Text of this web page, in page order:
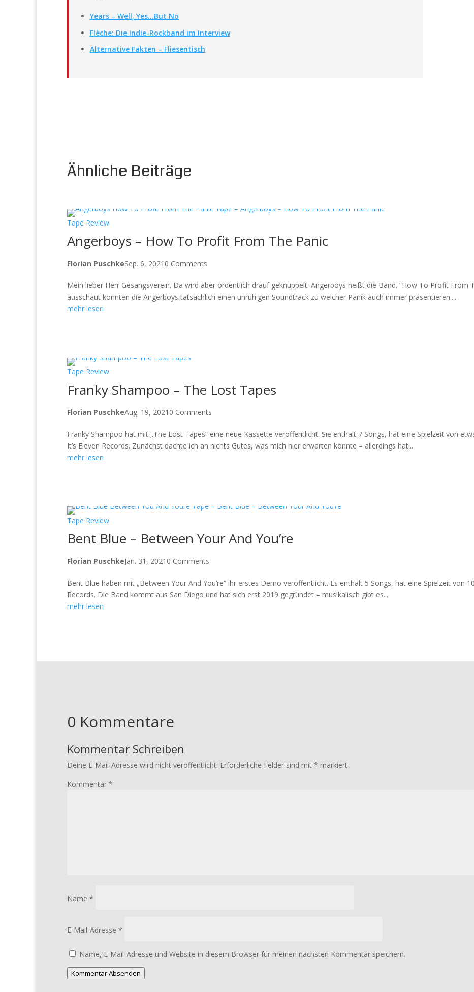
Years – Well, Yes…But No
Flèche: Die Indie-Rockband im Interview
Alternative Fakten – Fliesentisch
Ähnliche Beiträge
Tape Review
Angerboys – How To Profit From The Panic
Florian PuschkeSep. 6, 2021 0 Comments
Mein lieber Herr Gesangsverein. Da wird aber ordentlich drauf geknüppelt. Angerboys heißt die Band. “How To Profit From
ausschaut könnten die Angerboys tatsächlich einen unruhigen Soundtrack zu welcher Panik auch immer präsentieren....
mehr lesen
Tape Review
Franky Shampoo – The Lost Tapes
Florian PuschkeAug. 19, 2021 0 Comments
Franky Shampoo hat mit „The Lost Tapes“ eine neue Kassette veröffentlicht. Sie enthält 7 Songs, hat eine Spielzeit von
It’s Eleven Records. Zunächst dachte ich an nichts Gutes, was mich hier erwarten könnte – allerdings hat...
mehr lesen
Tape Review
Bent Blue – Between Your And You’re
Florian PuschkeJan. 31, 2021 0 Comments
Bent Blue haben mit „Between Your And You’re“ ihr erstes Demo veröffentlicht. Es enthält 5 Songs, hat eine Spielzeit von
Records. Die Band kommt aus San Diego und hat sich erst 2019 gegründet – musikalisch gibt es...
mehr lesen
0 Kommentare
Kommentar Schreiben
Deine E-Mail-Adresse wird nicht veröffentlicht. Erforderliche Felder sind mit * markiert
Kommentar *
Name *
E-Mail-Adresse *
Name, E-Mail-Adresse und Website in diesem Browser für meinen nächsten Kommentar speichern.
Kommentar Absenden